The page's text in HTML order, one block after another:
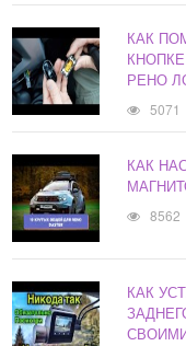
КАК
РЕНО
5071
КАК
8562
КАК